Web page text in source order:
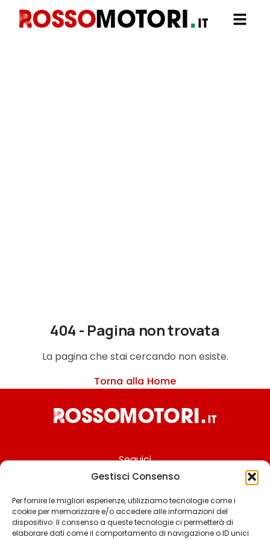
Gestisci Consenso
Per fornire le migliori esperienze, utilizziamo tecnologie come i
cookie per memorizzare e/o accedere alle informazioni del
dispositivo. Il consenso a queste tecnologie ci permetterà di
elaborare dati come il comportamento di navigazione o ID unici
404 - Pagina non trovata
La pagina che stai cercando non esiste.
Torna alla Home
Seguici
Chi siamo